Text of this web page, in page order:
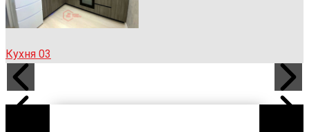
Кухня 03